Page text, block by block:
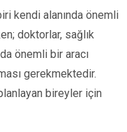
kendi alanında önemli
doktorlar, sağlık
önemli bir aracı
gerekmektedir.
bireyler için